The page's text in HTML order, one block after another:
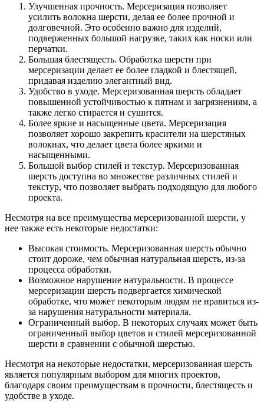
Улучшенная прочность. Мерсеризация позволяет
усилить волокна шерсти, делая ее более прочной и
долговечной. Это особенно важно для изделий,
подверженных большой нагрузке, таких как носки или
перчатки.
Большая блестящесть. Обработка шерсти при
мерсеризации делает ее более гладкой и блестящей,
придавая изделию элегантный вид.
Удобство в уходе. Мерсеризованная шерсть обладает
повышенной устойчивостью к пятнам и загрязнениям, а
также легко стирается и сушится.
Более яркие и насыщенные цвета. Мерсеризация
позволяет хорошо закрепить красители на шерстяных
волокнах, что делает цвета более яркими и
насыщенными.
Большой выбор стилей и текстур. Мерсеризованная
шерсть доступна во множестве различных стилей и
текстур, что позволяет выбрать подходящую для любого
проекта.
Несмотря на все преимущества мерсеризованной шерсти, у
нее также есть некоторые недостатки:
Высокая стоимость. Мерсеризованная шерсть обычно
стоит дороже, чем обычная натуральная шерсть, из-за
процесса обработки.
Возможное нарушение натуральности. В процессе
мерсеризации шерсть подвергается химической
обработке, что может некоторым людям не нравиться из-
за нарушения натуральности материала.
Ограниченный выбор. В некоторых случаях может быть
ограниченный выбор цветов и стилей мерсеризованной
шерсти в сравнении с обычной шерстью.
Несмотря на некоторые недостатки, мерсеризованная шерсть
является популярным выбором для многих проектов,
благодаря своим преимуществам в прочности, блестящесть и
удобстве в уходе.